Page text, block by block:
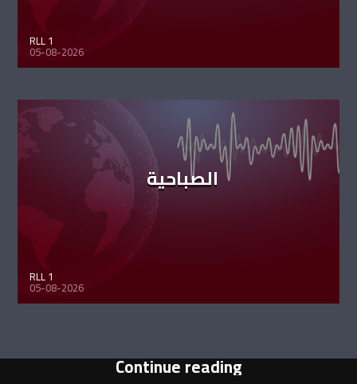
RLL 1
05-08-2026
الصباحية
RLL 1
05-08-2026
Continue reading